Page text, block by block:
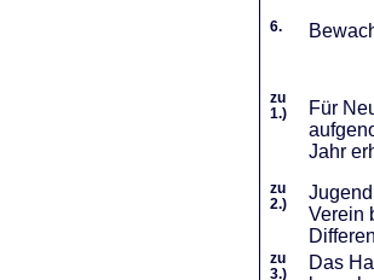
6.
zu
1.)
Für
Jahr
zu
2.)
Verein
zu
3.)
Das